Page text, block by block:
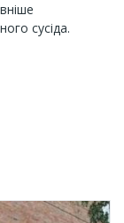
сусіда.